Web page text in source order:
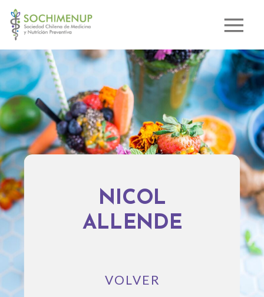
NICOL
ALLENDE
VOLVER